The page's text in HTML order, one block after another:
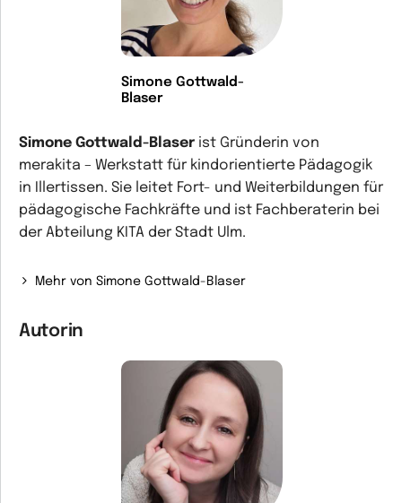
Simone Gottwald-
Blaser
Simone Gottwald-Blaser ist Gründerin von
merakita – Werkstatt für kindorientierte Pädagogik
in Illertissen. Sie leitet Fort- und Weiterbildungen für
pädagogische Fachkräfte und ist Fachberaterin bei
der Abteilung KITA der Stadt Ulm.
Mehr von Simone Gottwald-Blaser
Autorin